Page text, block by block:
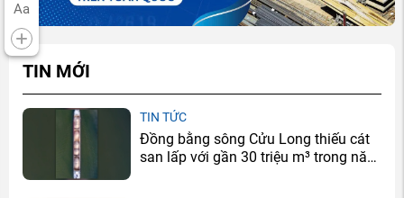
Aa
TIN MỚI
TIN TỨC
Đồng bằng sông Cửu Long thiếu cát
san lấp với gần 30 triệu m³ trong năm